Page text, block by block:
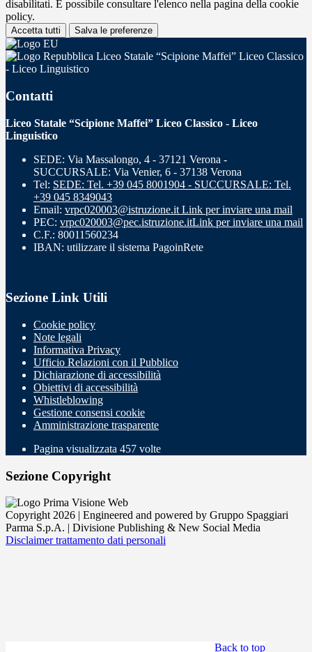
disabilitati. È possibile consultare l'elenco nella pagina della cookie
policy.
Accetta tutti Salva le preferenze
Liceo Statale “Scipione Maffei” Liceo Classico
- Liceo Linguistico
Contatti
Liceo Statale “Scipione Maffei” Liceo Classico - Liceo
Linguistico
SEDE: Via Massalongo, 4 - 37121 Verona -
SUCCURSALE: Via Venier, 6 - 37138 Verona
Tel: SEDE: Tel. +39 045 8001904 - SUCCURSALE: Tel.
+39 045 8349043
Email: vrpc020003@istruzione.it Link per inviare una mail
PEC: vrpc020003@pec.istruzione.itLink per inviare una mail
C.F.: 80011560234
IBAN: utilizzare il sistema PagoinRete
Sezione Link Utili
Cookie policy
Note legali
Informativa Privacy
Ufficio Relazioni con il Pubblico
Dichiarazione di accessibilità
Obiettivi di accessibilità
Whistleblowing
Gestione consensi cookie
Amministrazione trasparente
Pagina visualizzata 457 volte
Sezione Copyright
Copyright 2026 | Engineered and powered by Gruppo Spaggiari
Parma S.p.A. | Divisione Publishing & New Social Media
Disclaimer trattamento dati personali
Back to top